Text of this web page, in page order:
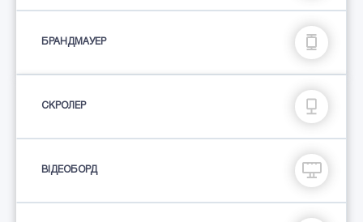
БРАНДМАУЕР
СКРОЛЕР
ВІДЕОБОРД